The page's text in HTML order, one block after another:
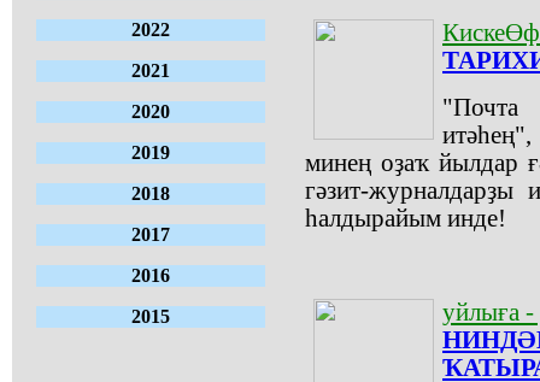
2022
2021
2020
2019
2018
2017
2016
2015
"Почта
минең оҙаҡ йылдар
гәзит-журналдарҙы
һалдырайым инде!
уйлыға